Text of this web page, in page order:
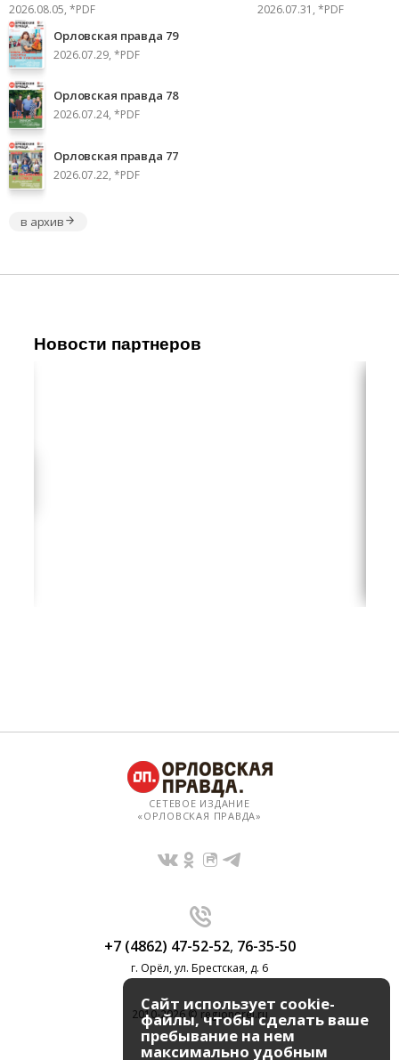
2026.08.05, *PDF 2026.07.31, *PDF
Орловская правда 79
2026.07.29, *PDF
Орловская правда 78
2026.07.24, *PDF
Орловская правда 77
2026.07.22, *PDF
в архив
Новости партнеров
СЕТЕВОЕ ИЗДАНИЕ
«ОРЛОВСКАЯ ПРАВДА»
+7 (4862) 47-52-52, 76-35-50
г. Орёл, ул. Брестская, д. 6
2010-2026 © regionorel.ru
Сайт использует cookie-
файлы, чтобы сделать ваше
пребывание на нем
максимально удобным